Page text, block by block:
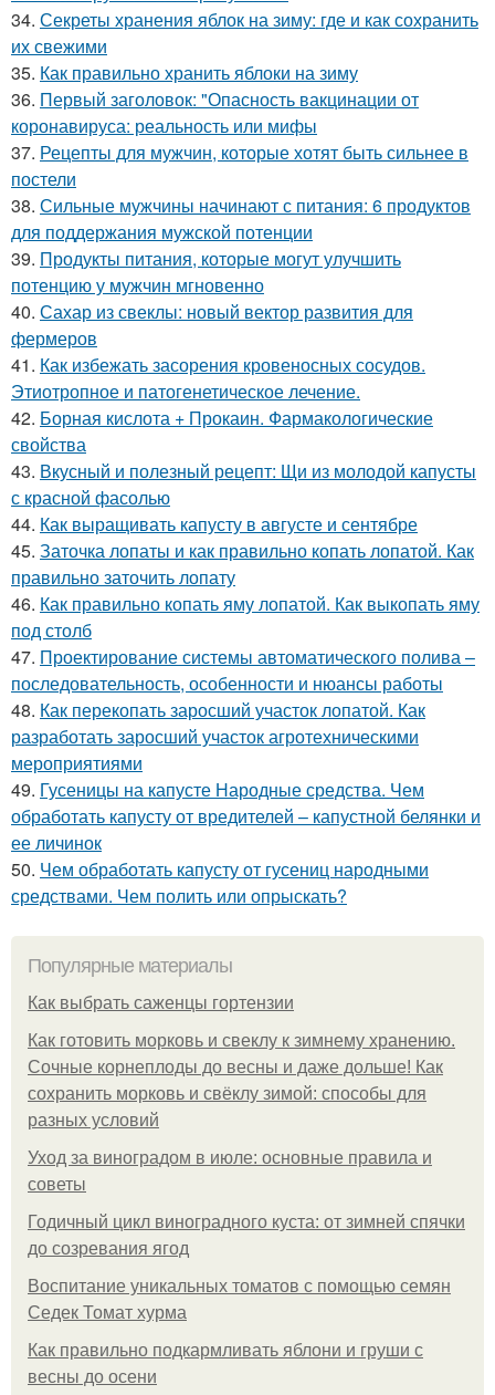
34. Секреты хранения яблок на зиму: где и как сохранить
их свежими
35. Как правильно хранить яблоки на зиму
36. Первый заголовок: "Опасность вакцинации от
коронавируса: реальность или мифы
37. Рецепты для мужчин, которые хотят быть сильнее в
постели
38. Сильные мужчины начинают с питания: 6 продуктов
для поддержания мужской потенции
39. Продукты питания, которые могут улучшить
потенцию у мужчин мгновенно
40. Сахар из свеклы: новый вектор развития для
фермеров
41. Как избежать засорения кровеносных сосудов.
Этиотропное и патогенетическое лечение.
42. Борная кислота + Прокаин. Фармакологические
свойства
43. Вкусный и полезный рецепт: Щи из молодой капусты
с красной фасолью
44. Как выращивать капусту в августе и сентябре
45. Заточка лопаты и как правильно копать лопатой. Как
правильно заточить лопату
46. Как правильно копать яму лопатой. Как выкопать яму
под столб
47. Проектирование системы автоматического полива –
последовательность, особенности и нюансы работы
48. Как перекопать заросший участок лопатой. Как
разработать заросший участок агротехническими
мероприятиями
49. Гусеницы на капусте Народные средства. Чем
обработать капусту от вредителей – капустной белянки и
ее личинок
50. Чем обработать капусту от гусениц народными
средствами. Чем полить или опрыскать?
Популярные материалы
Как выбрать саженцы гортензии
Как готовить морковь и свеклу к зимнему хранению.
Сочные корнеплоды до весны и даже дольше! Как
сохранить морковь и свёклу зимой: способы для
разных условий
Уход за виноградом в июле: основные правила и
советы
Годичный цикл виноградного куста: от зимней спячки
до созревания ягод
Воспитание уникальных томатов с помощью семян
Седек Томат хурма
Как правильно подкармливать яблони и груши с
весны до осени